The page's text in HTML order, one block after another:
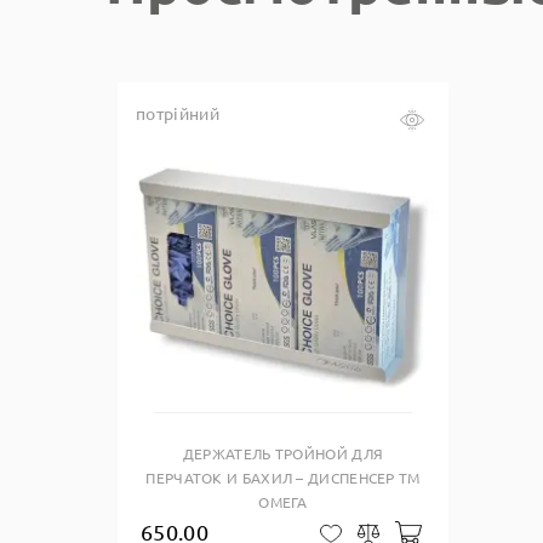
потрійний
Купить в один клик
ДЕРЖАТЕЛЬ ТРОЙНОЙ ДЛЯ
ПЕРЧАТОК И БАХИЛ – ДИСПЕНСЕР ТМ
ОМЕГА
650.00 В закладки
Сравнить